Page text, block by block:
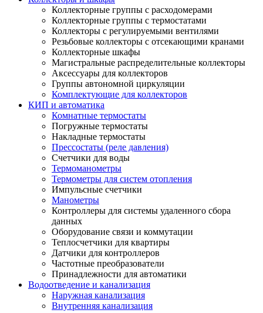
Коллекторные группы с расходомерами
Коллекторные группы с термостатами
Коллекторы с регулируемыми вентилями
Резьбовые коллекторы с отсекающими кранами
Коллекторные шкафы
Магистральные распределительные коллекторы
Аксессуары для коллекторов
Группы автономной циркуляции
Комплектующие для коллекторов
КИП и автоматика
Комнатные термостаты
Погружные термостаты
Накладные термостаты
Прессостаты (реле давления)
Счетчики для воды
Термоманометры
Термометры для систем отопления
Импульсные счетчики
Манометры
Контроллеры для системы удаленного сбора
данных
Оборудование связи и коммутации
Теплосчетчики для квартиры
Датчики для контроллеров
Частотные преобразователи
Принадлежности для автоматики
Водоотведение и канализация
Наружная канализация
Внутренняя канализация